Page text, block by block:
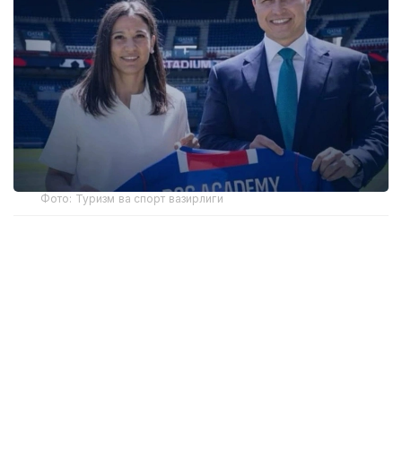
Фото: Туризм ва спорт вазирлиги